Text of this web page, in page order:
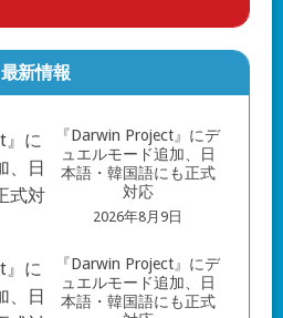
最新情報
『Darwin Project』にデ
ュエルモード追加、日
本語・韓国語にも正式
対応
2026年8月9日
『Darwin Project』にデ
ュエルモード追加、日
本語・韓国語にも正式